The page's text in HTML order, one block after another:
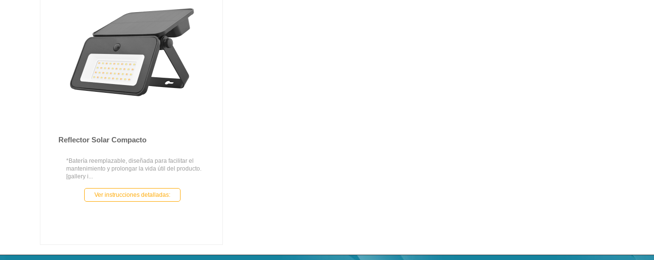
Reflector Solar Compacto
*Batería reemplazable, diseñada para facilitar el
mantenimiento y prolongar la vida útil del producto.
[gallery i...
Ver instrucciones detalladas: